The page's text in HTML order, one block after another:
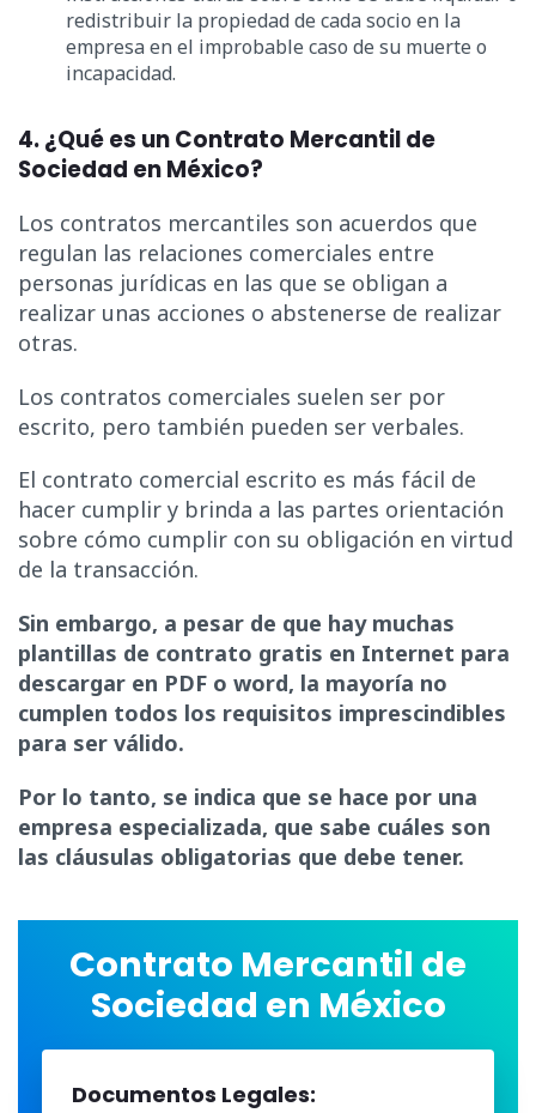
redistribuir la propiedad de cada socio en la
empresa en el improbable caso de su muerte o
incapacidad.
4. ¿Qué es un Contrato Mercantil de
Sociedad en México?
Los contratos mercantiles son acuerdos que
regulan las relaciones comerciales entre
personas jurídicas en las que se obligan a
realizar unas acciones o abstenerse de realizar
otras.
Los contratos comerciales suelen ser por
escrito, pero también pueden ser verbales.
El contrato comercial escrito es más fácil de
hacer cumplir y brinda a las partes orientación
sobre cómo cumplir con su obligación en virtud
de la transacción.
Sin embargo, a pesar de que hay muchas
plantillas de contrato gratis en Internet para
descargar en PDF o word, la mayoría no
cumplen todos los requisitos imprescindibles
para ser válido.
Por lo tanto, se indica que se hace por una
empresa especializada, que sabe cuáles son
las cláusulas obligatorias que debe tener.
Contrato Mercantil de
Sociedad en México
Documentos Legales: